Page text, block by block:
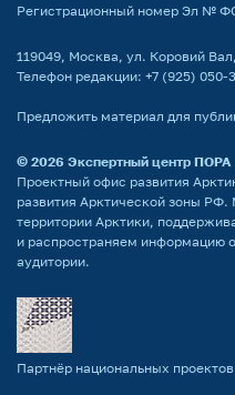
Регистрационный номер Эл №
119049, Москва, ул. Коровий
Телефон редакции: +7 (925) 050-
Предложить материал для
© 2026 Экспертный центр ПОРА
Проектный офис развития
развития Арктической зоны
территории Арктики,
и распространяем информацию
аудитории.
Партнёр национальных